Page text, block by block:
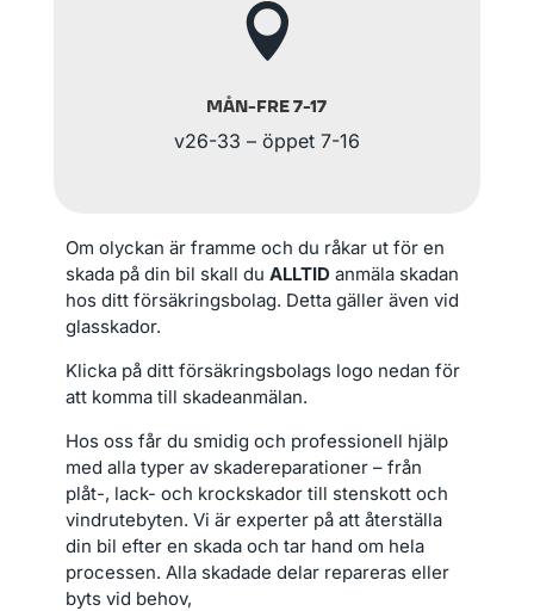

MÅN-FRE 7-17
v26-33 – öppet 7-16
Om olyckan är framme och du råkar ut för en
skada på din bil skall du ALLTID anmäla skadan
hos ditt försäkringsbolag. Detta gäller även vid
glasskador.
Klicka på ditt försäkringsbolags logo nedan för
att komma till skadeanmälan.
Hos oss får du smidig och professionell hjälp
med alla typer av skadereparationer – från
plåt-, lack- och krockskador till stenskott och
vindrutebyten. Vi är experter på att återställa
din bil efter en skada och tar hand om hela
processen. Alla skadade delar repareras eller
byts vid behov,